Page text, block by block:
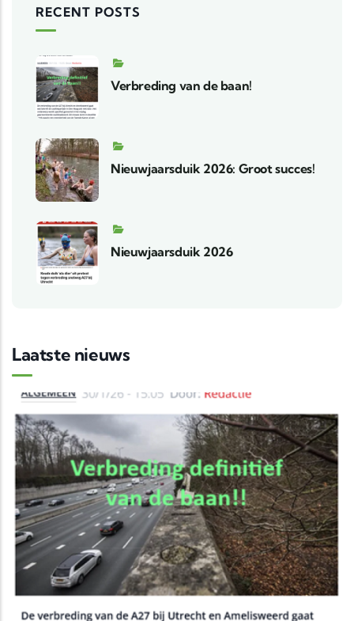
RECENT POSTS
Verbreding van de baan!
Nieuwjaarsduik 2026: Groot succes!
Nieuwjaarsduik 2026
Laatste nieuws